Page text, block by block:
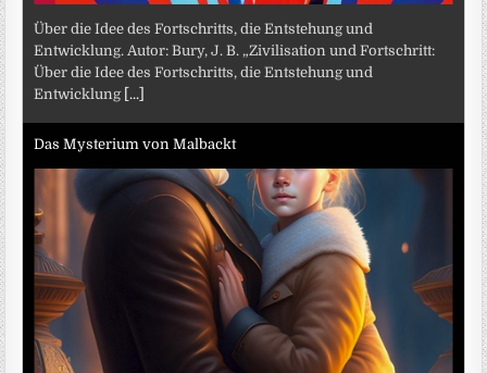
Über die Idee des Fortschritts, die Entstehung und
Entwicklung. Autor: Bury, J. B. „Zivilisation und Fortschritt:
Über die Idee des Fortschritts, die Entstehung und
Entwicklung [...]
Das Mysterium von Malbackt